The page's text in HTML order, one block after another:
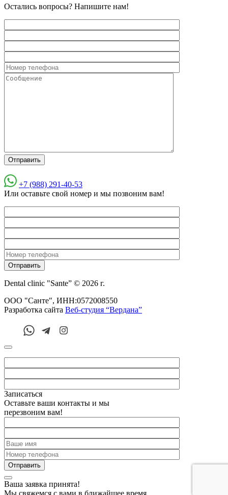
Остались вопросы? Напишите нам!
+7 (988) 291-40-53
Или оставьте свой номер и мы позвоним вам!
Dental clinic "Sante” © 2026 г.
ООО "Санте", ИНН:0572008550
Разработка сайта Веб-студия “Вердана”
Записаться
Оставьте ваши контакты и мы
перезвоним вам!
Ваша заявка принята!
Мы свяжемся с вами в ближайшее время.